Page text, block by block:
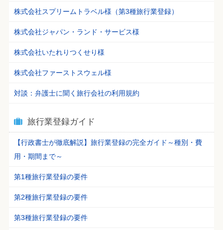
株式会社スプリームトラベル様（第3種旅行業登録）
株式会社ジャパン・ランド・サービス様
株式会社いたれりつくせり様
株式会社ファーストスウェル様
対談：弁護士に聞く旅行会社の利用規約
旅行業登録ガイド
【行政書士が徹底解説】旅行業登録の完全ガイド～種別・費
用・期間まで～
第1種旅行業登録の要件
第2種旅行業登録の要件
第3種旅行業登録の要件